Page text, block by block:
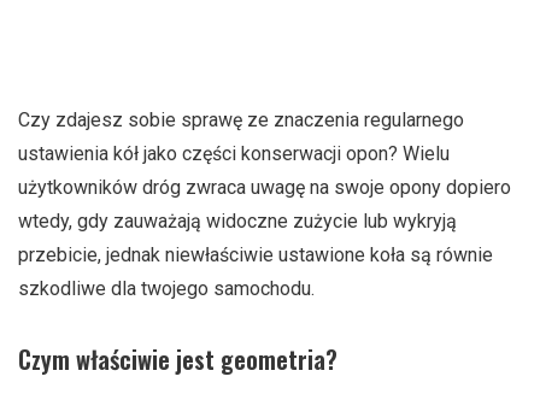
Czy zdajesz sobie sprawę ze znaczenia regularnego
ustawienia kół jako części konserwacji opon? Wielu
użytkowników dróg zwraca uwagę na swoje opony dopiero
wtedy, gdy zauważają widoczne zużycie lub wykryją
przebicie, jednak niewłaściwie ustawione koła są równie
szkodliwe dla twojego samochodu.
Czym właściwie jest geometria?